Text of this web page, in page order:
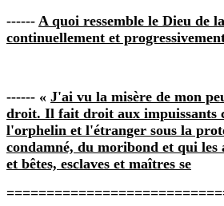
------ A quoi ressemble le Dieu de
continuellement et
------ « J'ai vu la misère de mon
droit. Il fait droit aux impuissants
l'orphelin et l'étranger sous la
condamné, du moribond et qui les
et bêtes, esclaves et maîtres se